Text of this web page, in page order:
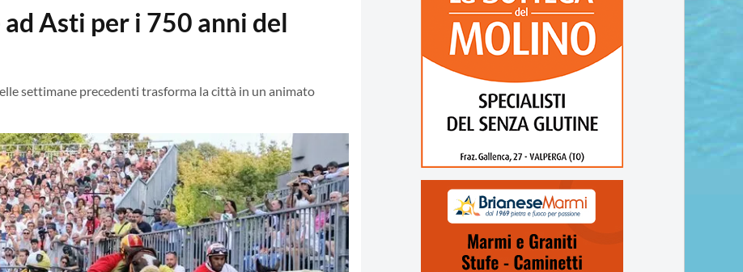
Asti per i 750 anni del
settimane precedenti trasforma la città in un animato